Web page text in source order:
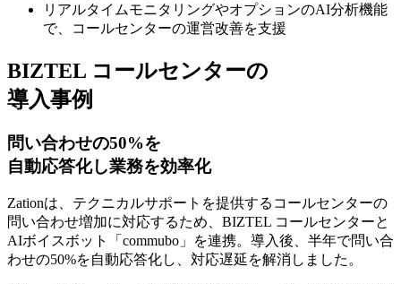
リアルタイムモニタリングやオプションのAI分析機能
で、コールセンターの運営改善を支援
BIZTEL コールセンターの
導入事例
問い合わせの50%を
自動応答化し業務を効率化
Zationは、テクニカルサポートを提供するコールセンターの
問い合わせ増加に対応するため、BIZTEL コールセンターと
AIボイスボット「commubo」を連携。導入後、半年で問い合
わせの50%を自動応答化し、対応遅延を解消しました。